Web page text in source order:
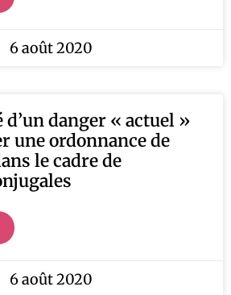
6 août 2020
d’un danger « actuel »
une ordonnance de
le cadre de
6 août 2020